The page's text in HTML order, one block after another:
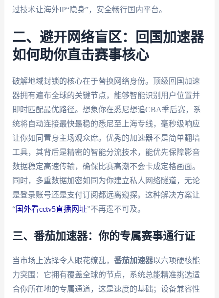
过技术让海外IP“隐身”，安全畅行国内平台。
二、避开网络盲区：回国加速器
如何助你直击赛事核心
破解地域封锁的核心在于替换网络身份。顶级回国加速
器拥有遍布全球的关键节点，能够智能识别用户位置并
即时匹配最优路径。想象你在悉尼想追CBA季后赛，系
统将自动连接最快最稳的悉尼至上海专线，毫秒级响应
让你如同置身主场观众席。优秀的加速器不是简单翻墙
工具，其背后是精密的智能分流技术，能优先保障影音
数据稳定高速传输，确保比赛高潮不会卡成定格画面。
同时，多重数据加密如同为你建立私人网络隧道，无论
是登录账号还是支付订阅都远离窥探。这种解决方案让
“国外看cctv5直播网址”不再遥不可及。
三、番茄加速器：你的专属赛事通行证
当市场上选择令人眼花缭乱， 番茄加速器以六项硬核能
力突围：它拥有覆盖全球的节点，系统总能精准挑选适
合你所在地的专属通道，这是速度的基础；设备兼容性